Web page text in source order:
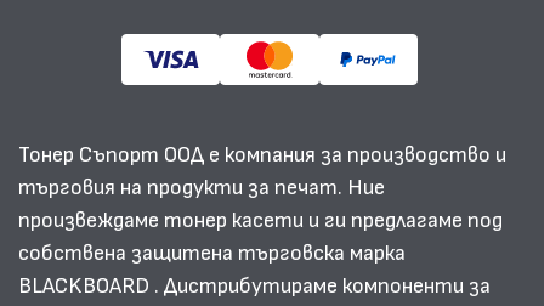
Тонер Съпорт ООД е компания за производство и
търговия на продукти за печат. Ние
произвеждаме тонер касети и ги предлагаме под
собствена защитена търговска марка
BLACKBOARD . Дистрибутираме компоненти за